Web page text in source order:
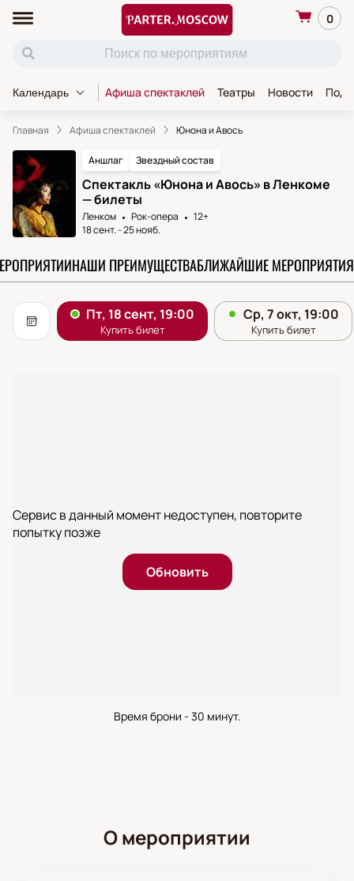
0
Календарь Афиша спектаклей Театры Новости
Главная Афиша спектаклей Юнона и Авось
Аншлаг Звездный состав
Спектакль «Юнона и Авось» в Ленкоме
— билеты
Ленком Рок-опера
12+
18 сент.-25 нояб.
НАШИ ПРЕИМУЩЕСТВАБЛИЖАЙШИЕ МЕРОПРИЯТИЯ
Сервис в данный момент недоступен, повторите
попытку позже
Обновить
Время брони - 30 минут.
О мероприятии